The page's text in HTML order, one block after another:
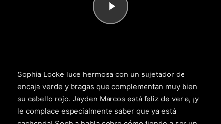
Sophia Locke luce hermosa con un sujetador de
encaje verde y bragas que complementan muy bien
su cabello rojo. Jayden Marcos está feliz de verla, ¡y
le complace especialmente saber que ya está